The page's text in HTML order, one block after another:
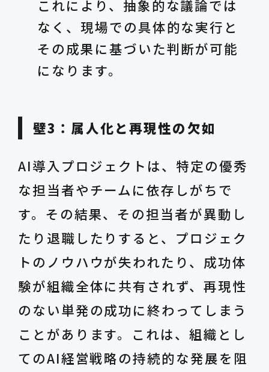
これにより、抽象的な議論では
なく、現場での具体的な実行と
その成果に基づいた判断が可能
になります。
壁3：属人化と再現性の欠如
AI導入プロジェクトは、特定の優秀
な担当者やチームに依存しがちで
す。その結果、その担当者が異動し
たり退職したりすると、プロジェク
トのノウハウが失われたり、成功体
験が組織全体に共有されず、再現性
のない単発の成功に終わってしまう
ことがあります。これは、組織とし
てのAI経営戦略の持続的な発展を阻